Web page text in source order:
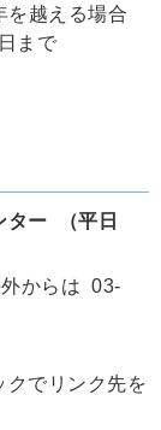
を越える場合
まで
ター （平日
からは 03-
クでリンク先を